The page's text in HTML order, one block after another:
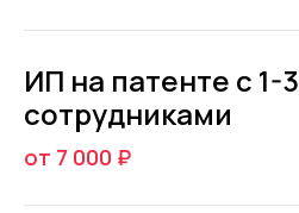
ИП на патенте с 1-3
сотрудниками
от 7 000 ₽